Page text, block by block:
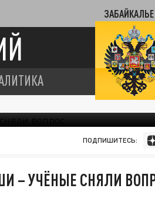
ЗАБАЙКАЛЬЕ
ПОДПИШИТЕСЬ:
– УЧЁНЫЕ СНЯЛИ